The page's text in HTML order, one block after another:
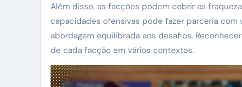
Além disso, as facções podem cobrir as
capacidades ofensivas pode fazer parceria
abordagem equilibrada aos desafios.
de cada facção em vários contextos.